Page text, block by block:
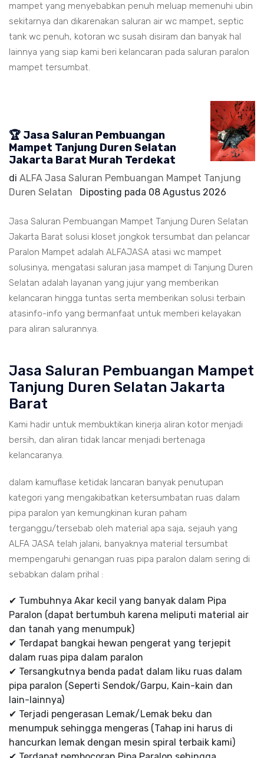
mampet yang menyebabkan penuh meluap memenuhi ubin
sekitarnya dan dikarenakan saluran air wc mampet, septic
tank wc penuh, kotoran wc susah disiram dan banyak hal
lainnya yang siap kami beri kelancaran pada saluran paralon
mampet tersumbat.
🏆 Jasa Saluran Pembuangan
Mampet Tanjung Duren Selatan
Jakarta Barat Murah Terdekat
di ALFA Jasa Saluran Pembuangan Mampet Tanjung
Duren Selatan
Diposting pada 08 Agustus 2026
Jasa Saluran Pembuangan Mampet Tanjung Duren Selatan
Jakarta Barat solusi kloset jongkok tersumbat dan pelancar
Paralon Mampet adalah ALFAJASA atasi wc mampet
solusinya, mengatasi saluran jasa mampet di Tanjung Duren
Selatan adalah layanan yang jujur yang memberikan
kelancaran hingga tuntas serta memberikan solusi terbain
atasinfo-info yang bermanfaat untuk memberi kelayakan
para aliran salurannya.
Jasa Saluran Pembuangan Mampet
Tanjung Duren Selatan Jakarta
Barat
Kami hadir untuk membuktikan kinerja aliran kotor menjadi
bersih, dan aliran tidak lancar menjadi bertenaga
kelancaranya.
dalam kamuflase ketidak lancaran banyak penutupan
kategori yang mengakibatkan ketersumbatan ruas dalam
pipa paralon yan kemungkinan kuran paham
terganggu/tersebab oleh material apa saja, sejauh yang
ALFA JASA telah jalani, banyaknya material tersumbat
mempengaruhi genangan ruas pipa paralon dalam sering di
sebabkan dalam prihal :
✔ Tumbuhnya Akar kecil yang banyak dalam Pipa
Paralon (dapat bertumbuh karena meliputi material air
dan tanah yang menumpuk)
✔ Terdapat bangkai hewan pengerat yang terjepit
dalam ruas pipa dalam paralon
✔ Tersangkutnya benda padat dalam liku ruas dalam
pipa paralon (Seperti Sendok/Garpu, Kain-kain dan
lain-lainnya)
✔ Terjadi pengerasan Lemak/Lemak beku dan
menumpuk sehingga mengeras (Tahap ini harus di
hancurkan lemak dengan mesin spiral terbaik kami)